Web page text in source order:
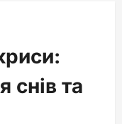
снів та